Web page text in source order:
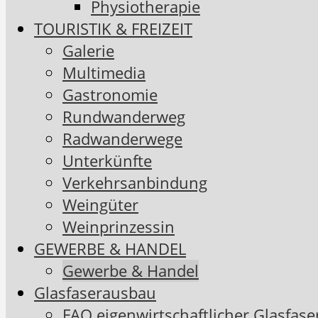
Physiotherapie
TOURISTIK & FREIZEIT
Galerie
Multimedia
Gastronomie
Rundwanderweg
Radwanderwege
Unterkünfte
Verkehrsanbindung
Weingüter
Weinprinzessin
GEWERBE & HANDEL
Gewerbe & Handel
Glasfaserausbau